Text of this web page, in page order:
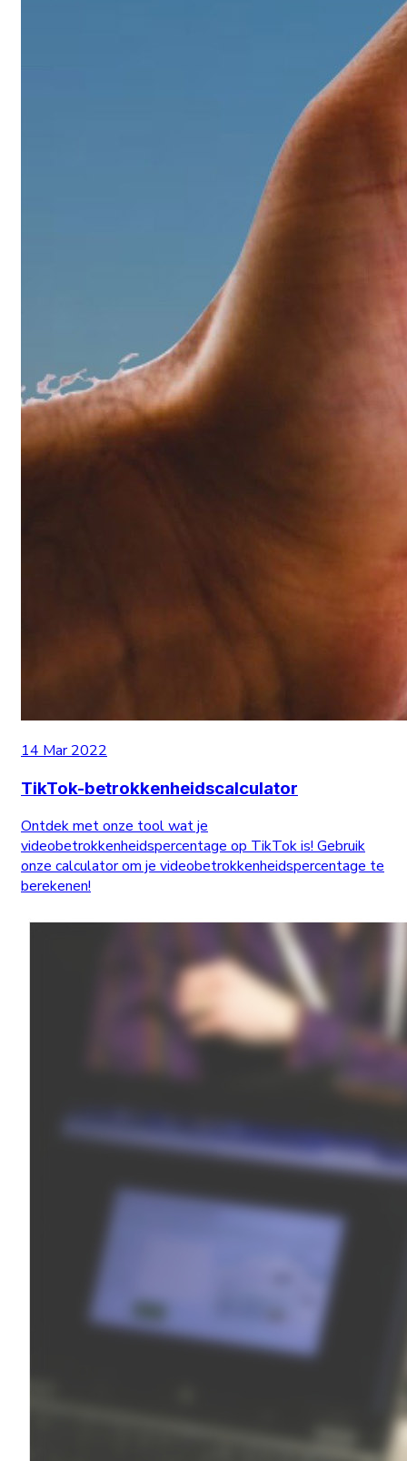
14 Mar 2022
TikTok-betrokkenheidscalculator
Ontdek met onze tool wat je
videobetrokkenheidspercentage op TikTok is! Gebruik
onze calculator om je videobetrokkenheidspercentage te
berekenen!